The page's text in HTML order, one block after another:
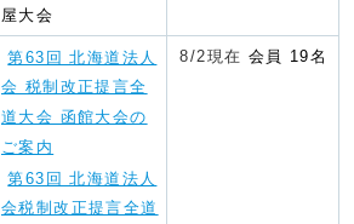
屋大会
第63回 北海道法人
会 税制改正提言全
道大会 函館大会の
ご案内
第63回 北海道法人
会税制改正提言全道
8/2現在 会員 19名